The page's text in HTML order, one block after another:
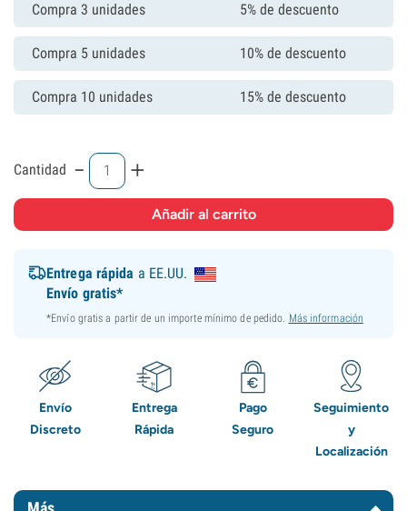
Compra 3 unidades 5% de descuento
Compra 5 unidades 10% de descuento
Compra 10 unidades 15% de descuento
Cantidad - +
Entrega rápida a EE.UU.
Envío gratis*
*Envío gratis a partir de un importe mínimo de pedido. Más información
Envío
Discreto
Entrega
Rápida
Pago
Seguro
Seguimiento
y
Localización